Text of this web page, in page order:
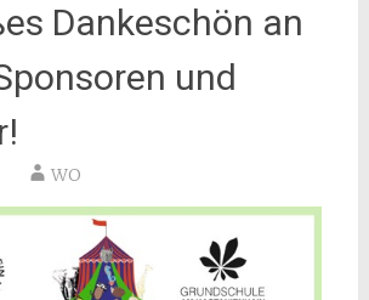
Dankeschön an
und
WO